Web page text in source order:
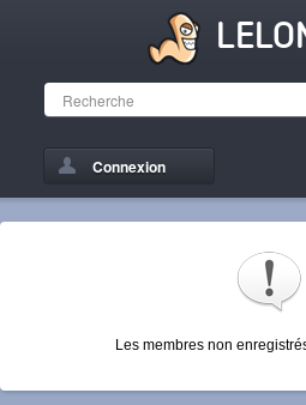
Connexion
Les membres non